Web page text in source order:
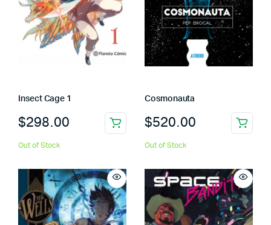
Insect Cage 1
$298.00
Out of Stock
Cosmonauta
$520.00
Out of Stock